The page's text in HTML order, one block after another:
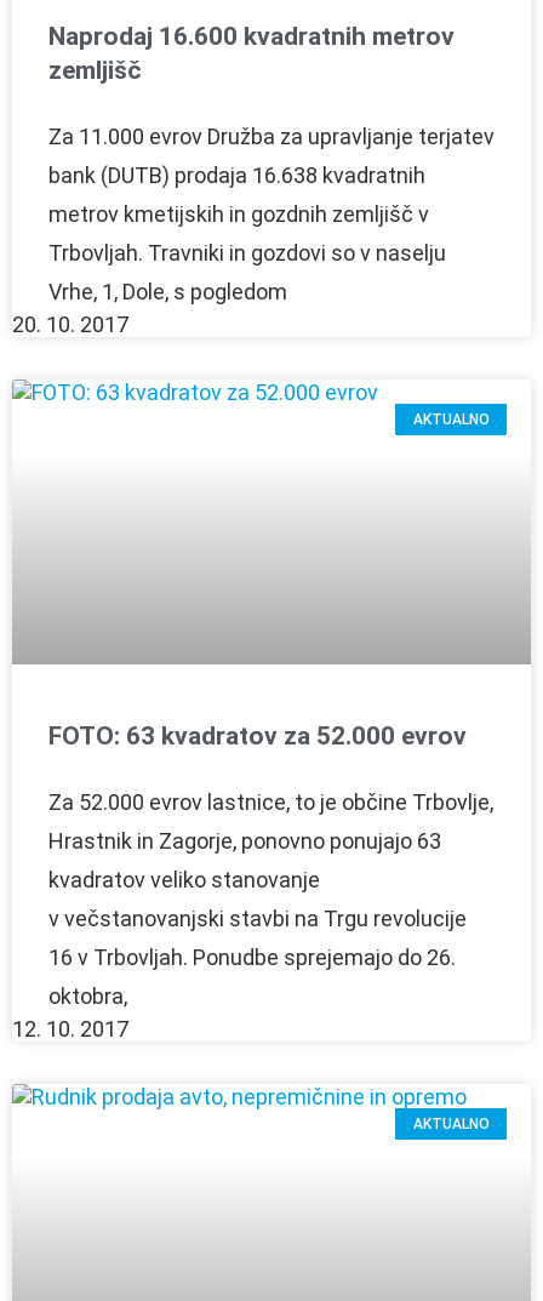
Naprodaj 16.600 kvadratnih metrov
zemljišč
Za 11.000 evrov Družba za upravljanje terjatev
bank (DUTB) prodaja 16.638 kvadratnih
metrov kmetijskih in gozdnih zemljišč v
Trbovljah. Travniki in gozdovi so v naselju
Vrhe, 1, Dole, s pogledom
20. 10. 2017
AKTUALNO
FOTO: 63 kvadratov za 52.000 evrov
Za 52.000 evrov lastnice, to je občine Trbovlje,
Hrastnik in Zagorje, ponovno ponujajo 63
kvadratov veliko stanovanje
v večstanovanjski stavbi na Trgu revolucije
16 v Trbovljah. Ponudbe sprejemajo do 26.
oktobra,
12. 10. 2017
AKTUALNO